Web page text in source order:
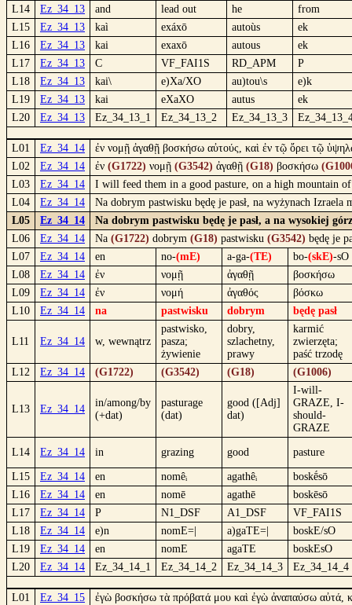
L14 Ez_34_13 and lead out he
from
L15
Ez_34_13 kaì exáxō autoùs
ek
L16
Ez_34_13 kai exaxō autous
ek
L17
Ez_34_13 C VF_FAI1S RD_APM
P
L18
Ez_34_13 kai\ e)Xa/XO au)tou\s
e)k
L19
Ez_34_13 kai eXaXO autus
ek
L20
Ez_34_13 Ez_34_13_1 Ez_34_13_2 Ez_34_13_3
L01 Ez_34_14
ἐν νομῇ ἀγαθῇ βοσκήσω αὐτούς, καὶ ἐν τῷ ὄρει τῷ
L02
Ez_34_14 ἐν (G1722) νομῇ (G3542) ἀγαθῇ (G18) βοσκήσω
L03
Ez_34_14
I will feed them in a good pasture, on a high mountain
L04
Ez_34_14
Na dobrym pastwisku będę je pasł, na wyżynach
L05
Ez_34_14
Na dobrym pastwisku będę je pasł, a na wysokiej
L06
Ez_34_14 Na (G1722) dobrym (G18) pastwisku (G3542) będę je
L07
Ez_34_14 en no-(mE) a-ga-(TE) bo-(skE)-sO
L08
Ez_34_14 ἐν νομῇ ἀγαθῇ
βοσκήσω
L09
Ez_34_14 ἐν νομή ἀγαθός
βόσκω
L10
Ez_34_14 na pastwisku dobrym będę pasł
L11 Ez_34_14 w, wewnątrz
pastwisko,
pasza;
żywienie
dobry,
szlachetny,
prawy
karmić
zwierzęta;
paść trzodę
L12
Ez_34_14 (G1722) (G3542) (G18) (G1006)
L13 Ez_34_14
in/among/by
(+dat)
pasturage
(dat)
good ([Adj]
dat)
I-will-
GRAZE, I-
should-
GRAZE
L14 Ez_34_14 in grazing good pasture
L15 Ez_34_14 en nomêᵢ agathêᵢ
boskḗsō
L16
Ez_34_14 en nomē agathē
boskēsō
L17
Ez_34_14 P N1_DSF A1_DSF
VF_FAI1S
L18
Ez_34_14 e)n nomE=| a)gaTE=|
boskE/sO
L19
Ez_34_14 en nomE agaTE
boskEsO
L20
Ez_34_14 Ez_34_14_1 Ez_34_14_2 Ez_34_14_3 Ez_34_14_4
L01 Ez_34_15
ἐγὼ βοσκήσω τὰ πρόβατά μου καὶ ἐγὼ ἀναπαύσω αὐτά,